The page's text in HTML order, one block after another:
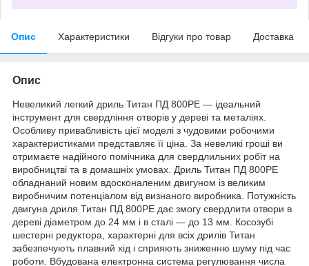
Опис Характеристики Відгуки про товар Доставка
Опис
Невеликий легкий дриль Титан ПД 800РЕ — ідеальний
інструмент для свердління отворів у дереві та металіях.
Особливу привабливість цієї моделі з чудовими робочими
характеристиками представляє її ціна. За невеликі гроші ви
отримаєте надійного помічника для свердлильних робіт на
виробництві та в домашніх умовах. Дриль Титан ПД 800РЕ
обладнаний новим вдосконаленим двигуном із великим
виробничим потенціалом від визнаного виробника. Потужність
двигуна дриля Титан ПД 800РЕ дає змогу свердлити отвори в
дереві діаметром до 24 мм і в сталі — до 13 мм. Косозубі
шестерні редуктора, характерні для всіх дрилів Титан
забезпечують плавний хід і сприяють зниженню шуму під час
роботи. Вбудована електронна система регулювання числа